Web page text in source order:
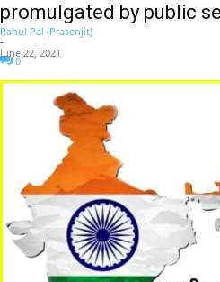
promulgated by public
Rahul Pal (Prasenjit)
-
June 22, 2021
0